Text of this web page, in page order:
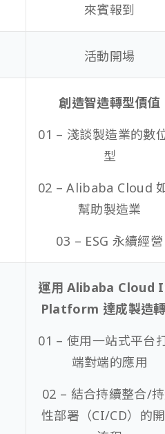
來賓報到
活動開場
創造智造轉型價值
01 – 淺談製造業的數
型
02 – Alibaba Cloud
幫助製造業
03 – ESG 永續經營
運用 Alibaba Cloud
Platform 達成製造
01 – 使用一站式平台
端對端的應用
02 – 結合持續整合/
性部署（CI/CD）的